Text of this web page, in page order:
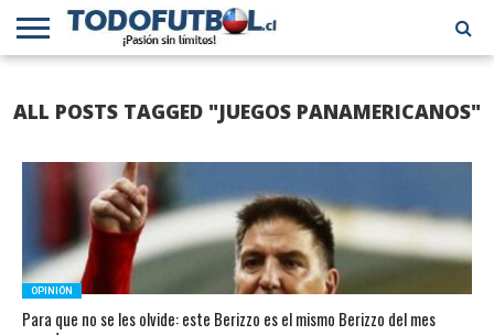
CHILENA
EN EL
MUNDO
INTERNACIONAL
ALL POSTS TAGGED "JUEGOS PANAMERICANOS"
OPINIÓN
Para que no se les olvide: este Berizzo es el mismo Berizzo del mes